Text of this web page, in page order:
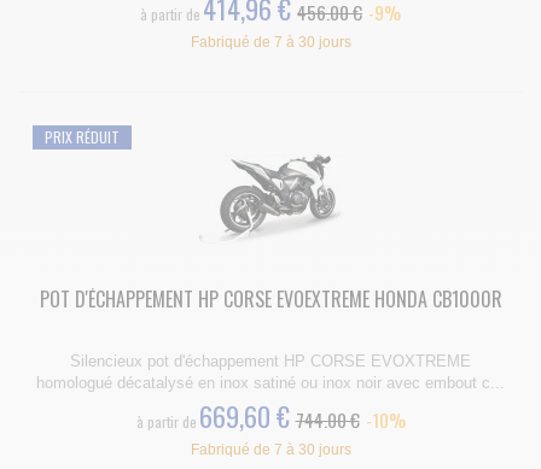
à partir de 414,96 € 456.00 € -9%
Fabriqué de 7 à 30 jours
PRIX RÉDUIT
POT D'ÉCHAPPEMENT HP CORSE EVOEXTREME HONDA CB1000R
Silencieux pot d'échappement HP CORSE EVOXTREME
homologué décatalysé en inox satiné ou inox noir avec embout c...
à partir de 669,60 € 744.00 € -10%
Fabriqué de 7 à 30 jours